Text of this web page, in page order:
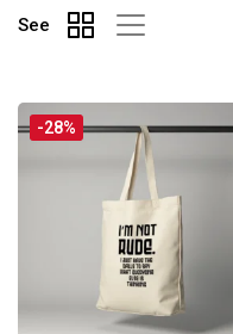
See
-28%